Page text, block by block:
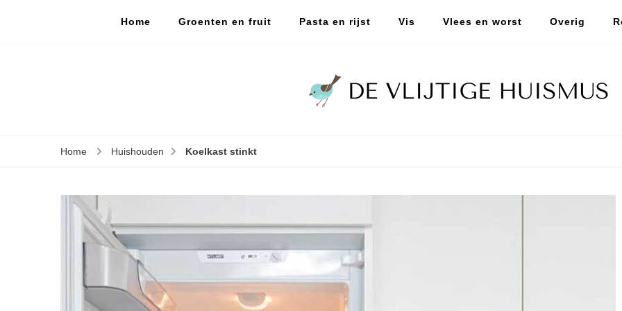
Home Groenten en fruit Pasta en rijst Vis Vlees en worst Overig
Home Huishouden Koelkast stinkt